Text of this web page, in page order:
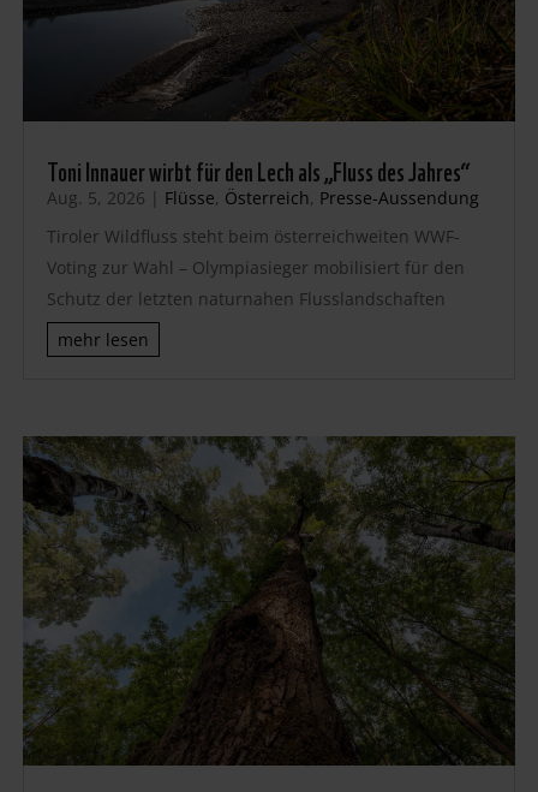
Toni Innauer wirbt für den Lech als „Fluss des Jahres“
Aug. 5, 2026 | Flüsse, Österreich, Presse-Aussendung
Tiroler Wildfluss steht beim österreichweiten WWF-
Voting zur Wahl – Olympiasieger mobilisiert für den
Schutz der letzten naturnahen Flusslandschaften
mehr lesen